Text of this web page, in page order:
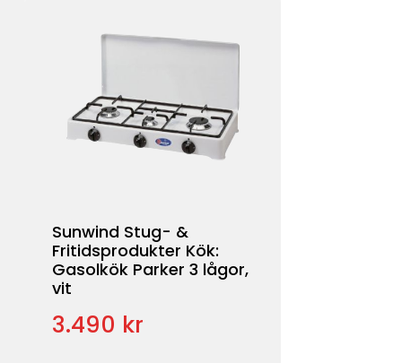
Sunwind Stug- &
Fritidsprodukter Kök:
Gasolkök Parker 3 lågor,
vit
3.490 kr